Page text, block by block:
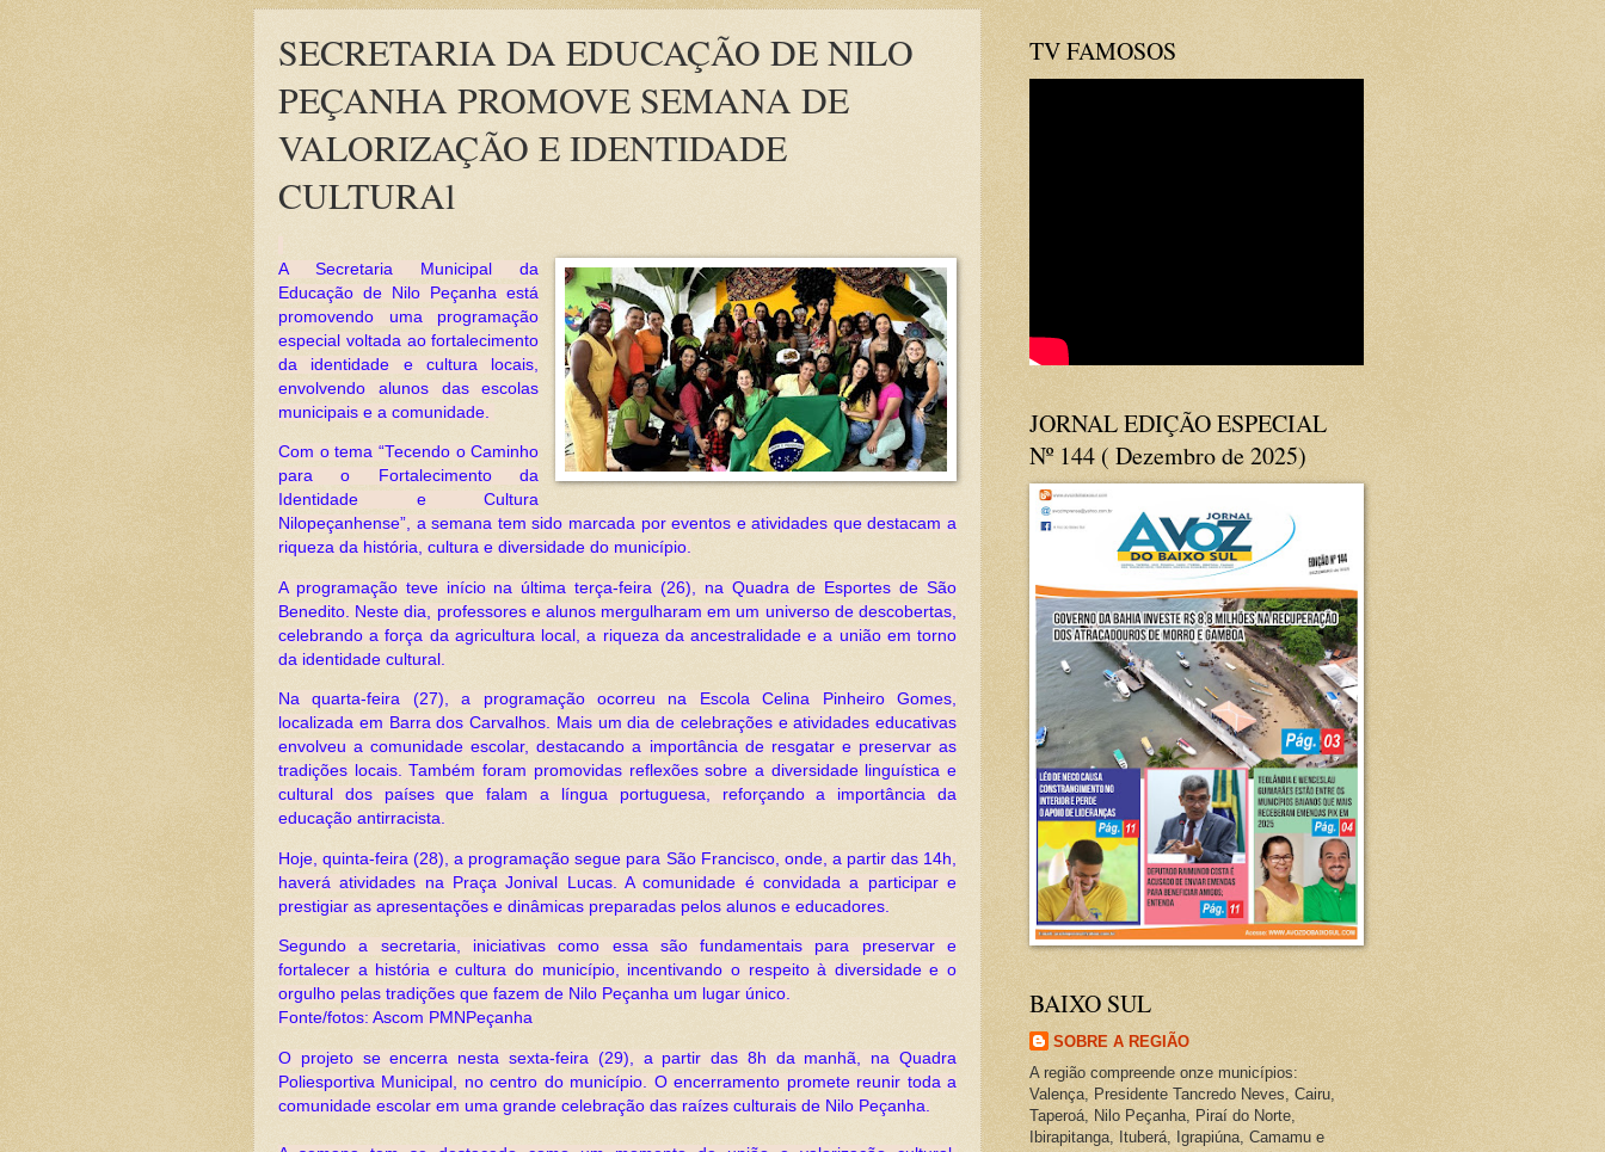
SECRETARIA DA EDUCAÇÃO DE NILO
PEÇANHA PROMOVE SEMANA DE
VALORIZAÇÃO E IDENTIDADE
CULTURAl
A Secretaria Municipal da
Educação de Nilo Peçanha está
promovendo uma programação
especial voltada ao fortalecimento
da identidade e cultura locais,
envolvendo alunos das escolas
municipais e a comunidade.
Com o tema “Tecendo o Caminho
para o Fortalecimento da
Identidade e Cultura
Nilopeçanhense”, a semana tem sido marcada por eventos e atividades que destacam a
riqueza da história, cultura e diversidade do município.
A programação teve início na última terça-feira (26), na Quadra de Esportes de São
Benedito. Neste dia, professores e alunos mergulharam em um universo de descobertas,
celebrando a força da agricultura local, a riqueza da ancestralidade e a união em torno
da identidade cultural.
Na quarta-feira (27), a programação ocorreu na Escola Celina Pinheiro Gomes,
localizada em Barra dos Carvalhos. Mais um dia de celebrações e atividades educativas
envolveu a comunidade escolar, destacando a importância de resgatar e preservar as
tradições locais. Também foram promovidas reflexões sobre a diversidade linguística e
cultural dos países que falam a língua portuguesa, reforçando a importância da
educação antirracista.
Hoje, quinta-feira (28), a programação segue para São Francisco, onde, a partir das 14h,
haverá atividades na Praça Jonival Lucas. A comunidade é convidada a participar e
prestigiar as apresentações e dinâmicas preparadas pelos alunos e educadores.
Segundo a secretaria, iniciativas como essa são fundamentais para preservar e
fortalecer a história e cultura do município, incentivando o respeito à diversidade e o
orgulho pelas tradições que fazem de Nilo Peçanha um lugar único.
Fonte/fotos: Ascom PMNPeçanha
O projeto se encerra nesta sexta-feira (29), a partir das 8h da manhã, na Quadra
Poliesportiva Municipal, no centro do município. O encerramento promete reunir toda a
comunidade escolar em uma grande celebração das raízes culturais de Nilo Peçanha.
TV FAMOSOS
JORNAL EDIÇÃO ESPECIAL
Nº 144 ( Dezembro de 2025)
BAIXO SUL
SOBRE A REGIÃO
A região compreende onze municípios:
Valença, Presidente Tancredo Neves, Cairu,
Taperoá, Nilo Peçanha, Piraí do Norte,
Ibirapitanga, Ituberá, Igrapiúna, Camamu e